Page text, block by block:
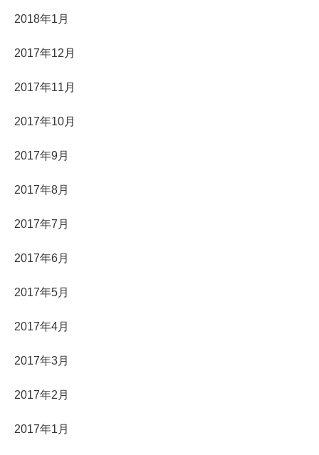
2018年1月
2017年12月
2017年11月
2017年10月
2017年9月
2017年8月
2017年7月
2017年6月
2017年5月
2017年4月
2017年3月
2017年2月
2017年1月